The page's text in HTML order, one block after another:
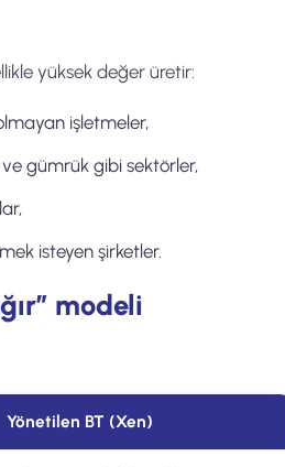
yüksek değer üretir:
işletmeler,
gümrük gibi sektörler,
isteyen şirketler.
modeli
Yönetilen BT (Xen)